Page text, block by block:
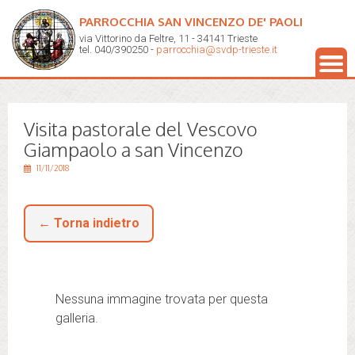
PARROCCHIA SAN VINCENZO DE' PAOLI
via Vittorino da Feltre, 11 - 34141 Trieste
tel. 040/390250 - parrocchia@svdp-trieste.it
Visita pastorale del Vescovo
Giampaolo a san Vincenzo
11/11/2018
← Torna indietro
Nessuna immagine trovata per questa
galleria.